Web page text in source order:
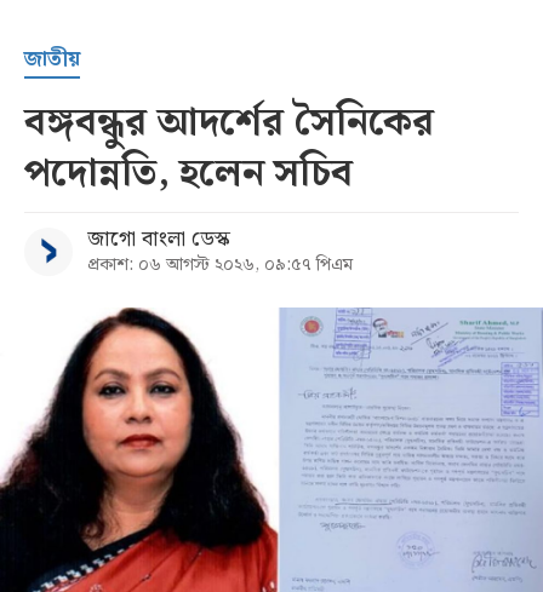
জাতীয়
বঙ্গবন্ধুর আদর্শের সৈনিকের
পদোন্নতি, হলেন সচিব
জাগো বাংলা ডেস্ক
প্রকাশ: ০৬ আগস্ট ২০২৬, ০৯:৫৭ পিএম